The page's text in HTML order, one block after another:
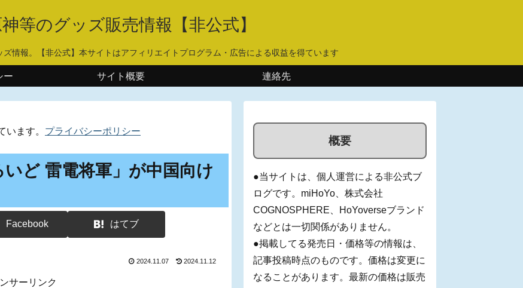
神等のグッズ販売情報【非公式】
ズ情報。【非公式】本サイトはアフィリエイトプログラム・広告による収益を得ています
ー サイト概要 連絡先
います。 プライバシーポリシー
いど 雷電将軍」が中国向け
Facebook はてブ
2024.11.07 2024.11.12
サーリンク
概要
●当サイトは、個人運営による非公式ブ
ログです。miHoYo、株式会社
COGNOSPHERE、HoYoverseブランド
などとは一切関係がありません。
●掲載してる発売日・価格等の情報は、
記事投稿時点のものです。価格は変更に
なることがあります。最新の価格は販売